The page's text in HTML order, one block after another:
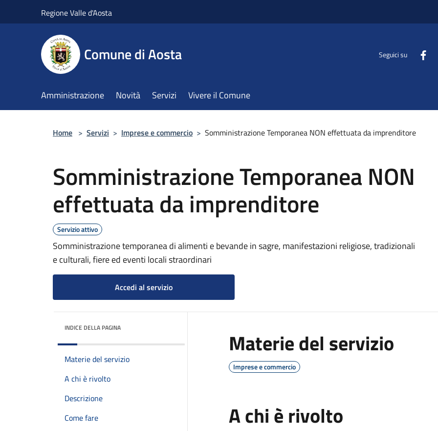
Regione Valle d'Aosta
Comune di Aosta Seguici su
Amministrazione Novità Servizi Vivere il Comune
Home > Servizi > Imprese e commercio > Somministrazione Temporanea NON effettuata da imprenditore
Somministrazione Temporanea NON
effettuata da imprenditore
Servizio attivo
Somministrazione temporanea di alimenti e bevande in sagre, manifestazioni religiose, tradizionali
e culturali, fiere ed eventi locali straordinari
Accedi al servizio
INDICE DELLA PAGINA
Materie del servizio
A chi è rivolto
Descrizione
Come fare
Materie del servizio
Imprese e commercio
A chi è rivolto